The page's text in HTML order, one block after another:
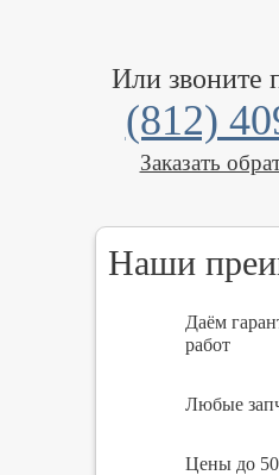
Или звоните
(812)
Заказать
Наши
Даём
работ
Любые
Цены до